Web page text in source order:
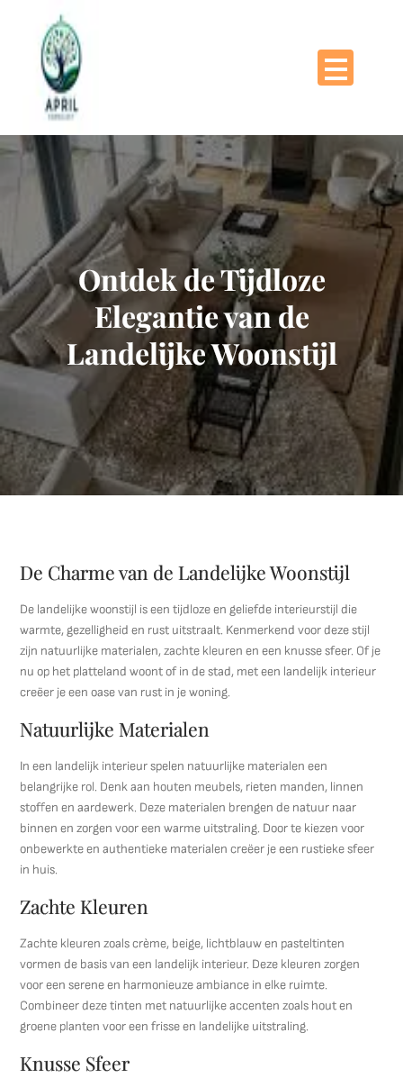
Ontdek de Tijdloze
Elegantie van de
Landelijke Woonstijl
De Charme van de Landelijke Woonstijl
De landelijke woonstijl is een tijdloze en geliefde interieurstijl die
warmte, gezelligheid en rust uitstraalt. Kenmerkend voor deze stijl
zijn natuurlijke materialen, zachte kleuren en een knusse sfeer. Of je
nu op het platteland woont of in de stad, met een landelijk interieur
creëer je een oase van rust in je woning.
Natuurlijke Materialen
In een landelijk interieur spelen natuurlijke materialen een
belangrijke rol. Denk aan houten meubels, rieten manden, linnen
stoffen en aardewerk. Deze materialen brengen de natuur naar
binnen en zorgen voor een warme uitstraling. Door te kiezen voor
onbewerkte en authentieke materialen creëer je een rustieke sfeer
in huis.
Zachte Kleuren
Zachte kleuren zoals crème, beige, lichtblauw en pasteltinten
vormen de basis van een landelijk interieur. Deze kleuren zorgen
voor een serene en harmonieuze ambiance in elke ruimte.
Combineer deze tinten met natuurlijke accenten zoals hout en
groene planten voor een frisse en landelijke uitstraling.
Knusse Sfeer